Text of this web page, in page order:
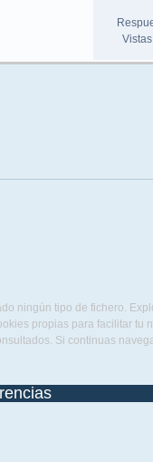
ningún tipo de fichero.
propias para facilitar tu
Si continuas